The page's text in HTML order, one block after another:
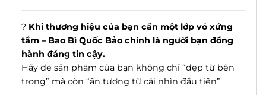
? Khi thương hiệu của bạn cần một lớp vỏ xứng
tầm – Bao Bì Quốc Bảo chính là người bạn đồng
hành đáng tin cậy.
Hãy để sản phẩm của bạn không chỉ “đẹp từ bên
trong” mà còn “ấn tượng từ cái nhìn đầu tiên”.